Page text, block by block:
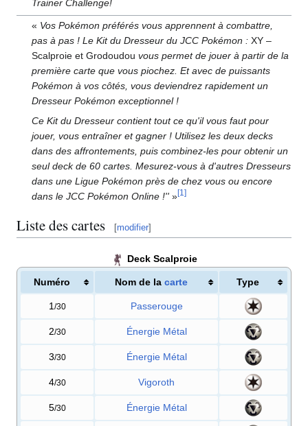
Trainer Challenge!
« Vos Pokémon préférés vous apprennent à combattre,
pas à pas ! Le Kit du Dresseur du JCC Pokémon :XY –
Scalproie et Grodoudou vous permet de jouer à partir de la
première carte que vous piochez. Et avec de puissants
Pokémon à vos côtés, vous deviendrez rapidement un
Dresseur Pokémon exceptionnel !
Ce Kit du Dresseur contient tout ce qu'il vous faut pour
jouer, vous entraîner et gagner ! Utilisez les deux decks
dans des affrontements, puis combinez-les pour obtenir un
seul deck de 60 cartes. Mesurez-vous à d'autres Dresseurs
dans une Ligue Pokémon près de chez vous ou encore
dans le JCC Pokémon Online !'' »[1]
Liste des cartes [modifier]
Deck Scalproie
Numéro Nom de la carte Type
1 /30 Passerouge
2/30 Énergie Métal
3/30 Énergie Métal
4/30 Vigoroth
5/30 Énergie Métal